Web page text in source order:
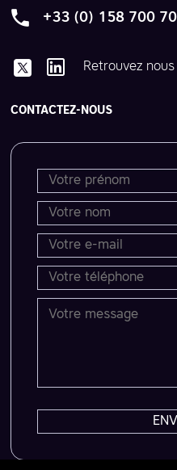
+33 (0) 158 700
Retrouvez nous
CONTACTEZ-NOUS